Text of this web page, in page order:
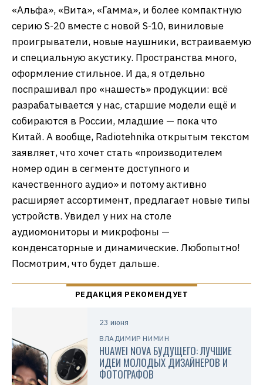
«Альфа», «Вита», «Гамма», и более компактную
серию S-20 вместе с новой S-10, виниловые
проигрыватели, новые наушники, встраиваемую
и специальную акустику. Пространства много,
оформление стильное. И да, я отдельно
поспрашивал про «нашесть» продукции: всё
разрабатывается у нас, старшие модели ещё и
собираются в России, младшие — пока что
Китай. А вообще, Radiotehnika открытым текстом
заявляет, что хочет стать «производителем
номер один в сегменте доступного и
качественного аудио» и потому активно
расширяет ассортимент, предлагает новые типы
устройств. Увидел у них на столе
аудиомониторы и микрофоны —
конденсаторные и динамические. Любопытно!
Посмотрим, что будет дальше.
23 июня
ВЛАДИМИР НИМИН
HUAWEI NOVA БУДУЩЕГО: ЛУЧШИЕ
ИДЕИ МОЛОДЫХ ДИЗАЙНЕРОВ И
ФОТОГРАФОВ